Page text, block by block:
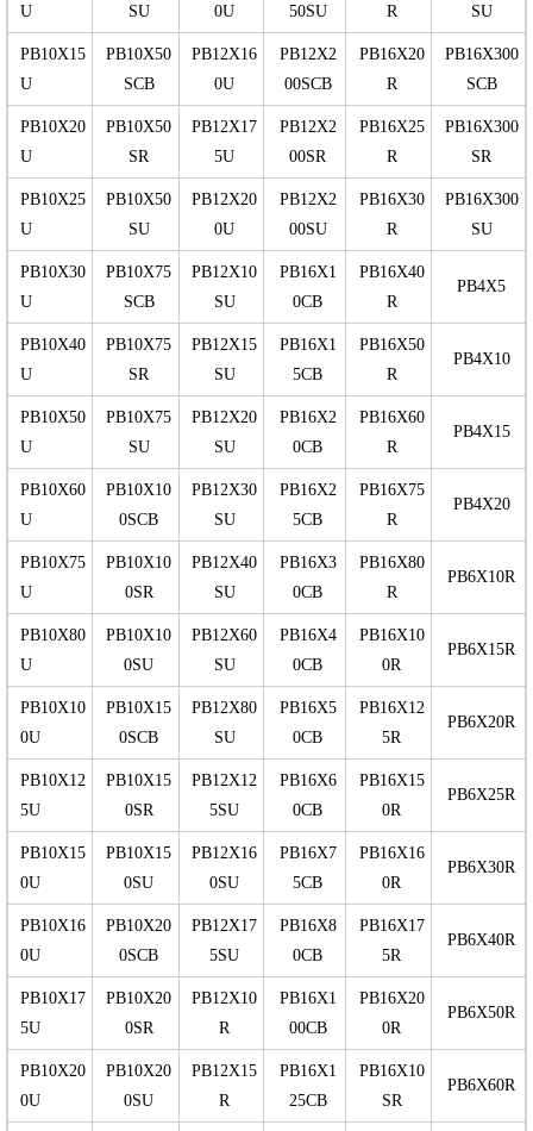
U
SU
0U
50SU
R
SU
PB10X15
U
PB10X50
SCB
PB12X16
0U
PB12X2
00SCB
PB16X20
R
PB16X300
SCB
PB10X20
U
PB10X50
SR
PB12X17
5U
PB12X2
00SR
PB16X25
R
PB16X300
SR
PB10X25
U
PB10X50
SU
PB12X20
0U
PB12X2
00SU
PB16X30
R
PB16X300
SU
PB10X30
U
PB10X75
SCB
PB12X10
SU
PB16X1
0CB
PB16X40
R
PB4X5
PB10X40
U
PB10X75
SR
PB12X15
SU
PB16X1
5CB
PB16X50
R
PB4X10
PB10X50
U
PB10X75
SU
PB12X20
SU
PB16X2
0CB
PB16X60
R
PB4X15
PB10X60
U
PB10X10
0SCB
PB12X30
SU
PB16X2
5CB
PB16X75
R
PB4X20
PB10X75
U
PB10X10
0SR
PB12X40
SU
PB16X3
0CB
PB16X80
R
PB6X10R
PB10X80
U
PB10X10
0SU
PB12X60
SU
PB16X4
0CB
PB16X10
0R
PB6X15R
PB10X10
0U
PB10X15
0SCB
PB12X80
SU
PB16X5
0CB
PB16X12
5R
PB6X20R
PB10X12
5U
PB10X15
0SR
PB12X12
5SU
PB16X6
0CB
PB16X15
0R
PB6X25R
PB10X15
0U
PB10X15
0SU
PB12X16
0SU
PB16X7
5CB
PB16X16
0R
PB6X30R
PB10X16
0U
PB10X20
0SCB
PB12X17
5SU
PB16X8
0CB
PB16X17
5R
PB6X40R
PB10X17
5U
PB10X20
0SR
PB12X10
R
PB16X1
00CB
PB16X20
0R
PB6X50R
PB10X20
0U
PB10X20
0SU
PB12X15
R
PB16X1
25CB
PB16X10
SR
PB6X60R